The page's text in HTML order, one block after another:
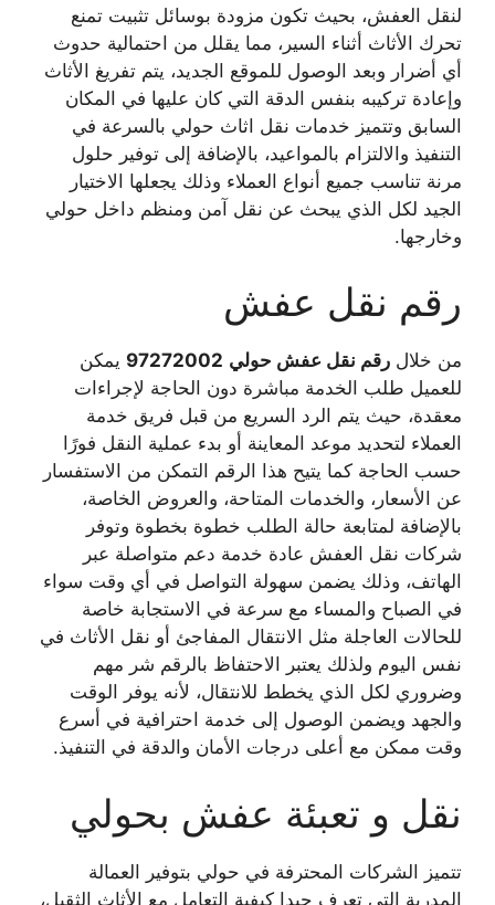
لنقل العفش، بحيث تكون مزودة بوسائل تثبيت تمنع
تحرك الأثاث أثناء السير، مما يقلل من احتمالية حدوث
أي أضرار وبعد الوصول للموقع الجديد، يتم تفريغ الأثاث
وإعادة تركيبه بنفس الدقة التي كان عليها في المكان
السابق وتتميز خدمات نقل اثاث حولي بالسرعة في
التنفيذ والالتزام بالمواعيد، بالإضافة إلى توفير حلول
مرنة تناسب جميع أنواع العملاء وذلك يجعلها الاختيار
الجيد لكل الذي يبحث عن نقل آمن ومنظم داخل حولي
وخارجها.
رقم نقل عفش
من خلال رقم نقل عفش حولي 97272002 يمكن
للعميل طلب الخدمة مباشرة دون الحاجة لإجراءات
معقدة، حيث يتم الرد السريع من قبل فريق خدمة
العملاء لتحديد موعد المعاينة أو بدء عملية النقل فورًا
حسب الحاجة كما يتيح هذا الرقم التمكن من الاستفسار
عن الأسعار، والخدمات المتاحة، والعروض الخاصة،
بالإضافة لمتابعة حالة الطلب خطوة بخطوة وتوفر
شركات نقل العفش عادة خدمة دعم متواصلة عبر
الهاتف، وذلك يضمن سهولة التواصل في أي وقت سواء
في الصباح والمساء مع سرعة في الاستجابة خاصة
للحالات العاجلة مثل الانتقال المفاجئ أو نقل الأثاث في
نفس اليوم ولذلك يعتبر الاحتفاظ بالرقم شر مهم
وضروري لكل الذي يخطط للانتقال، لأنه يوفر الوقت
والجهد ويضمن الوصول إلى خدمة احترافية في أسرع
وقت ممكن مع أعلى درجات الأمان والدقة في التنفيذ.
نقل و تعبئة عفش بحولي
تتميز الشركات المحترفة في حولي بتوفير العمالة
المدربة التى تعرف جيدا كيفية التعامل مع الأثاث الثقيل،